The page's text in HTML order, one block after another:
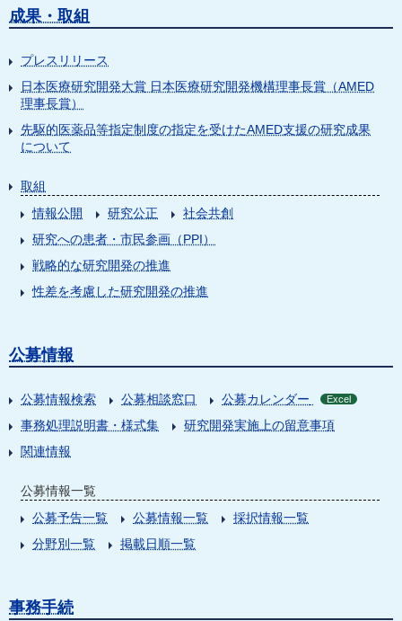
成果・取組
プレスリリース
日本医療研究開発大賞 日本医療研究開発機構理事長賞（AMED
理事長賞）
先駆的医薬品等指定制度の指定を受けたAMED支援の研究成果
について
取組
情報公開
研究公正
社会共創
研究への患者・市民参画（PPI）
戦略的な研究開発の推進
性差を考慮した研究開発の推進
公募情報
公募情報検索 公募相談窓口 公募カレンダー Excel
事務処理説明書・様式集
研究開発実施上の留意事項
関連情報
公募情報一覧
公募予告一覧
公募情報一覧
採択情報一覧
分野別一覧
掲載日順一覧
事務手続